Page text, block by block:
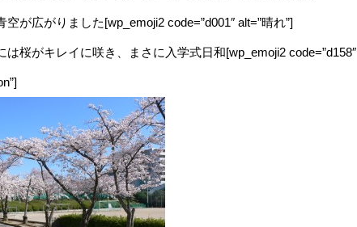
空が広がりました[wp_emoji2 code=”d001″ alt=”晴れ”]
は桜がキレイに咲き、まさに入学式日和[wp_emoji2 code=”d158″